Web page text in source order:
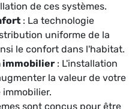
de ces systèmes.
: La technologie
uniforme de la
le confort dans l'habitat.
immobilier : L'installation
la valeur de votre
sont conçus pour être